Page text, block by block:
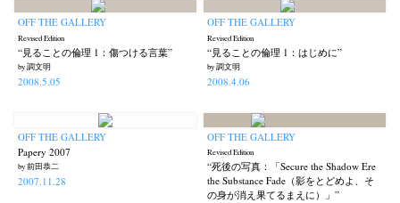
OFF THE GALLERY
Revised Edition
“見ることの倫理 1：傷つける言葉”
by 調文明
2008.5.05
OFF THE GALLERY
Revised Edition
“見ることの倫理 1：はじめに”
by 調文明
2008.4.06
OFF THE GALLERY
Papery 2007
by 前田恭二
2007.11.28
OFF THE GALLERY
Revised Edition
“死後の写真：「Secure the Shadow Ere
the Substance Fade（影をとどめよ、そ
の身が消え果てるまえに）」”